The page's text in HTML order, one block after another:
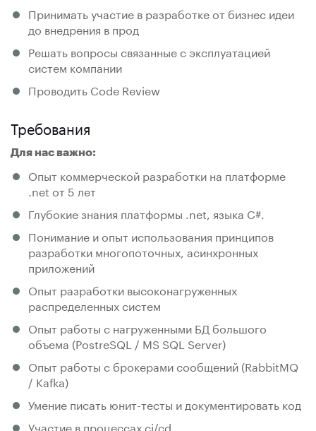
Принимать участие в разработке от бизнес идеи
до внедрения в прод
Решать вопросы связанные с эксплуатацией
систем компании
Проводить Code Review
Требования
Для нас важно:
Опыт коммерческой разработки на платформе
.net от 5 лет
Глубокие знания платформы .net, языка C#.
Понимание и опыт использования принципов
разработки многопоточных, асинхронных
приложений
Опыт разработки высоконагруженных
распределенных систем
Опыт работы с нагруженными БД большого
объема (PostreSQL / MS SQL Server)
Опыт работы с брокерами сообщений (RabbitMQ
/ Kafka)
Умение писать юнит-тесты и документировать код
Участие в процессах ci/cd